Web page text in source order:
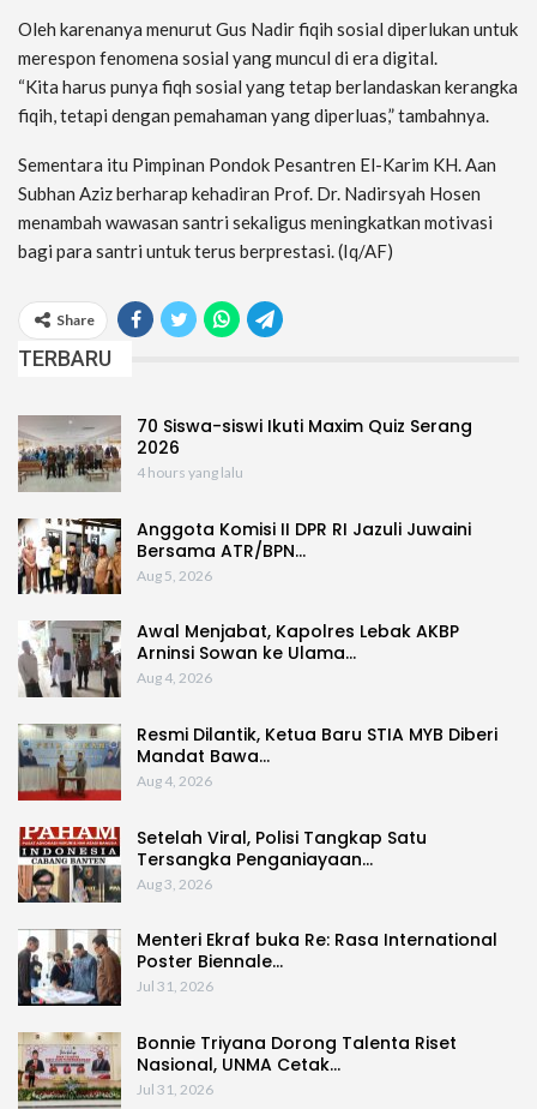
Oleh karenanya menurut Gus Nadir fiqih sosial diperlukan untuk
merespon fenomena sosial yang muncul di era digital.
“Kita harus punya fiqh sosial yang tetap berlandaskan kerangka
fiqih, tetapi dengan pemahaman yang diperluas,” tambahnya.
Sementara itu Pimpinan Pondok Pesantren El-Karim KH. Aan
Subhan Aziz berharap kehadiran Prof. Dr. Nadirsyah Hosen
menambah wawasan santri sekaligus meningkatkan motivasi
bagi para santri untuk terus berprestasi. (Iq/AF)
Share
TERBARU
70 Siswa-siswi Ikuti Maxim Quiz Serang
2026
4 hours yang lalu
Anggota Komisi II DPR RI Jazuli Juwaini
Bersama ATR/BPN…
Aug 5, 2026
Awal Menjabat, Kapolres Lebak AKBP
Arninsi Sowan ke Ulama…
Aug 4, 2026
Resmi Dilantik, Ketua Baru STIA MYB Diberi
Mandat Bawa…
Aug 4, 2026
Setelah Viral, Polisi Tangkap Satu
Tersangka Penganiayaan…
Aug 3, 2026
Menteri Ekraf buka Re: Rasa International
Poster Biennale…
Jul 31, 2026
Bonnie Triyana Dorong Talenta Riset
Nasional, UNMA Cetak…
Jul 31, 2026